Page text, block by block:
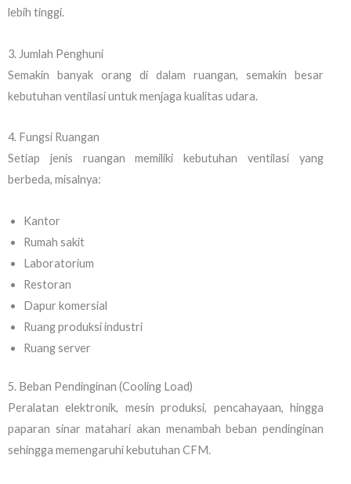
lebih tinggi.
3. Jumlah Penghuni
Semakin banyak orang di dalam ruangan, semakin besar
kebutuhan ventilasi untuk menjaga kualitas udara.
4. Fungsi Ruangan
Setiap jenis ruangan memiliki kebutuhan ventilasi yang
berbeda, misalnya:
Kantor
Rumah sakit
Laboratorium
Restoran
Dapur komersial
Ruang produksi industri
Ruang server
5. Beban Pendinginan (Cooling Load)
Peralatan elektronik, mesin produksi, pencahayaan, hingga
paparan sinar matahari akan menambah beban pendinginan
sehingga memengaruhi kebutuhan CFM.